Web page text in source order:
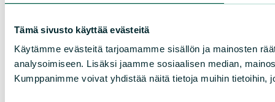
Tämä sivusto käyttää evästeitä
Käytämme evästeitä tarjoamamme sisällön ja mainosten
analysoimiseen. Lisäksi jaamme sosiaalisen median,
Kumppanimme voivat yhdistää näitä tietoja muihin tietoihin,